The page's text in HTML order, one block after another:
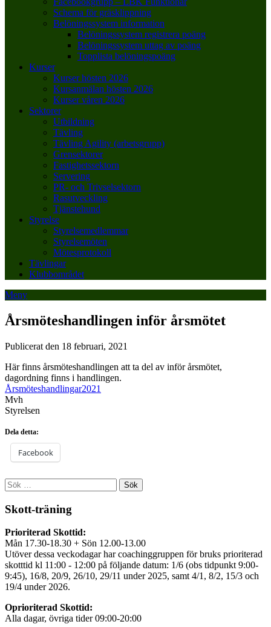
Schema för gräsklippning
Belöningssystem information
Belöningssystem registrera poäng
Belöningssystem uttag av poäng
Topplista belöningspoäng
Kurser
Kurser hösten 2026
Kursanmälan hösten 2026
Kurser våren 2026
Sektorer
Utbildning
Tävling
Tävling Agility (arbetsgrupp)
Grensektorer
Fastighetssektorn
Servering
PR- och Trivselsektorn
Rasutveckling
Tjänstehund
Styrelse
Styrelsemedlemmar
Styrelsemöten
Mötesprotokoll
Tävlingar
Klubbområdet
Meny
Årsmöteshandlingen inför årsmötet
Publicerat den 18 februari, 2021
Här finns årsmöteshandlingen att ta del av inför årsmötet,
dagordning finns i handlingen.
Årsmöteshandlingar2021
Mvh
Styrelsen
Dela detta:
Facebook
Sök
efter:
Skott-träning
Prioriterad Skottid:
Mån 17.30-18.30 + Sön 12.00-13.00
Utöver dessa veckodagar har coachinggruppen för bruks prioriterad
skotttid kl 11:00 - 12:00 på följande datum: 1/6 (obs tidpunkt 9:00-
9:45), 16/8, 20/9, 26/10, 29/11 under 2025, samt 4/1, 8/2, 15/3 och
19/4 under 2026.
Oprioriterad Skottid:
Alla dagar, övriga tider 09:00-20:00